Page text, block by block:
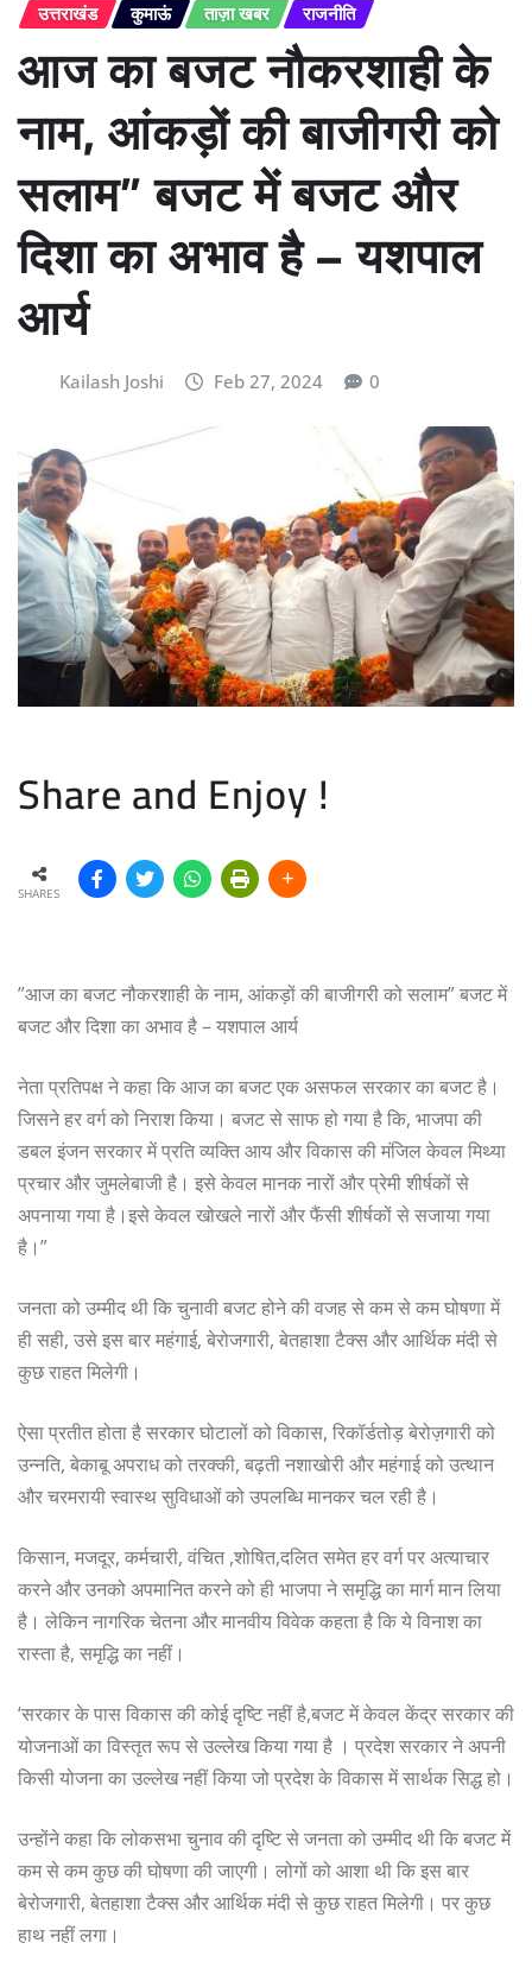
उत्तराखंड कुमाऊं ताज़ा खबर राजनीति
आज का बजट नौकरशाही के
नाम, आंकड़ों की बाजीगरी को
सलाम” बजट में बजट और
दिशा का अभाव है – यशपाल
आर्य
Kailash Joshi Feb 27, 2024 0
Share and Enjoy !
SHARES
”आज का बजट नौकरशाही के नाम, आंकड़ों की बाजीगरी को सलाम” बजट में
बजट और दिशा का अभाव है – यशपाल आर्य
नेता प्रतिपक्ष ने कहा कि आज का बजट एक असफल सरकार का बजट है।
जिसने हर वर्ग को निराश किया। बजट से साफ हो गया है कि, भाजपा की
डबल इंजन सरकार में प्रति व्यक्ति आय और विकास की मंजिल केवल मिथ्या
प्रचार और जुमलेबाजी है। इसे केवल मानक नारों और प्रेमी शीर्षकों से
अपनाया गया है।इसे केवल खोखले नारों और फैंसी शीर्षकों से सजाया गया
है।”
जनता को उम्मीद थी कि चुनावी बजट होने की वजह से कम से कम घोषणा में
ही सही, उसे इस बार महंगाई, बेरोजगारी, बेतहाशा टैक्स और आर्थिक मंदी से
कुछ राहत मिलेगी।
ऐसा प्रतीत होता है सरकार घोटालों को विकास, रिकॉर्डतोड़ बेरोज़गारी को
उन्नति, बेकाबू अपराध को तरक्की, बढ़ती नशाखोरी और महंगाई को उत्थान
और चरमरायी स्वास्थ सुविधाओं को उपलब्धि मानकर चल रही है।
किसान, मजदूर, कर्मचारी, वंचित ,शोषित,दलित समेत हर वर्ग पर अत्याचार
करने और उनको अपमानित करने को ही भाजपा ने समृद्धि का मार्ग मान लिया
है। लेकिन नागरिक चेतना और मानवीय विवेक कहता है कि ये विनाश का
रास्ता है, समृद्धि का नहीं।
‘सरकार के पास विकास की कोई दृष्टि नहीं है,बजट में केवल केंद्र सरकार की
योजनाओं का विस्तृत रूप से उल्लेख किया गया है । प्रदेश सरकार ने अपनी
किसी योजना का उल्लेख नहीं किया जो प्रदेश के विकास में सार्थक सिद्ध हो।
उन्होंने कहा कि लोकसभा चुनाव की दृष्टि से जनता को उम्मीद थी कि बजट में
कम से कम कुछ की घोषणा की जाएगी। लोगों को आशा थी कि इस बार
बेरोजगारी, बेतहाशा टैक्स और आर्थिक मंदी से कुछ राहत मिलेगी। पर कुछ
हाथ नहीं लगा।